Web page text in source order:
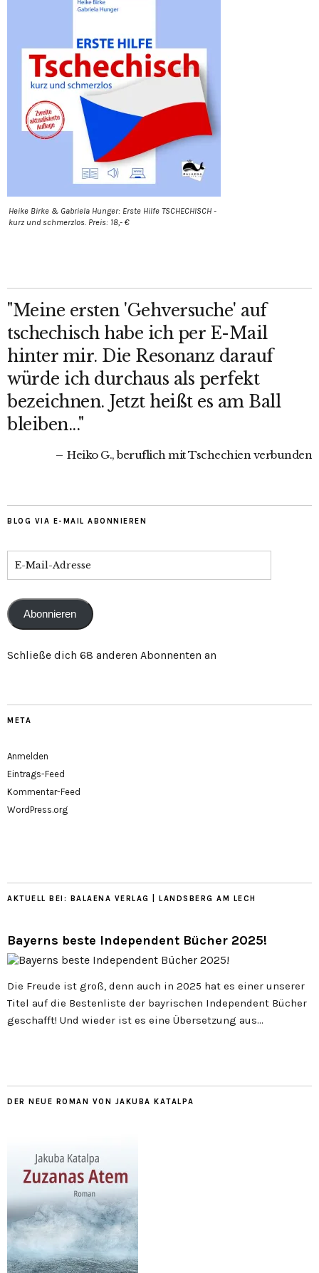
Heike Birke & Gabriela Hunger: Erste Hilfe TSCHECHISCH -
kurz und schmerzlos. Preis: 18,- €
"Meine ersten 'Gehversuche' auf
tschechisch habe ich per E-Mail
hinter mir. Die Resonanz darauf
würde ich durchaus als perfekt
bezeichnen. Jetzt heißt es am Ball
bleiben..."
Heiko G., beruflich mit Tschechien verbunden
BLOG VIA E-MAIL ABONNIEREN
Abonnieren
Schließe dich 68 anderen Abonnenten an
META
Anmelden
Eintrags-Feed
Kommentar-Feed
WordPress.org
AKTUELL BEI: BALAENA VERLAG | LANDSBERG AM LECH
Bayerns beste Independent Bücher 2025!
Die Freude ist groß, denn auch in 2025 hat es einer unserer
Titel auf die Bestenliste der bayrischen Independent Bücher
geschafft! Und wieder ist es eine Übersetzung aus…
DER NEUE ROMAN VON JAKUBA KATALPA